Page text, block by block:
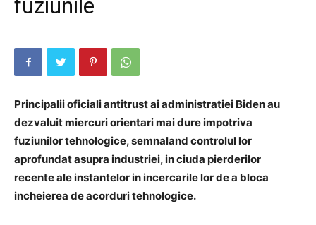
fuziunile
Principalii oficiali antitrust ai administratiei Biden au
dezvaluit miercuri orientari mai dure impotriva
fuziunilor tehnologice, semnaland controlul lor
aprofundat asupra industriei, in ciuda pierderilor
recente ale instantelor in incercarile lor de a bloca
incheierea de acorduri tehnologice.